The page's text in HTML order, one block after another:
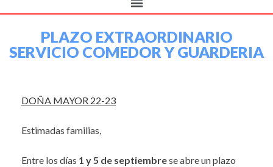
PLAZO EXTRAORDINARIO
SERVICIO COMEDOR Y GUARDERIA
DOÑA MAYOR 22-23
Estimadas familias,
Entre los días 1 y 5 de septiembrese abre un plazo